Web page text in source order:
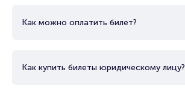
Как можно оплатить билет?
Как купить билеты юридическому лицу?